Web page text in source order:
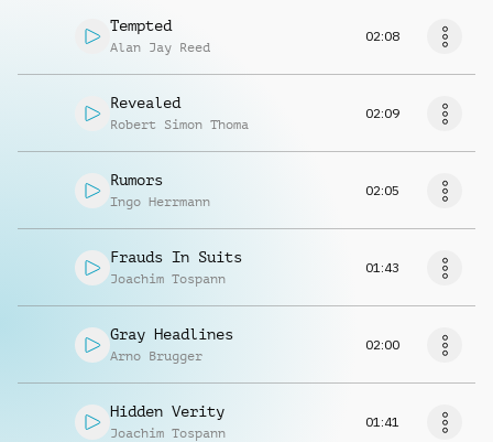
Tempted
Alan Jay Reed
02:08
Revealed
Robert Simon Thoma
02:09
Rumors
Ingo Herrmann
02:05
Frauds In Suits
Joachim Tospann
01:43
Gray Headlines
Arno Brugger
02:00
Hidden Verity
Joachim Tospann
01:41